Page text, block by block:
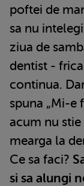
poftei de
sa nu
ziua de
dentist -
continua.
spuna „Mi-e
acum nu stie
mearga la
Ce sa faci?
si sa alungi